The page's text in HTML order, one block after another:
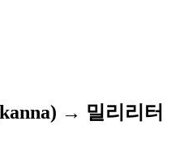
→ 밀리리터